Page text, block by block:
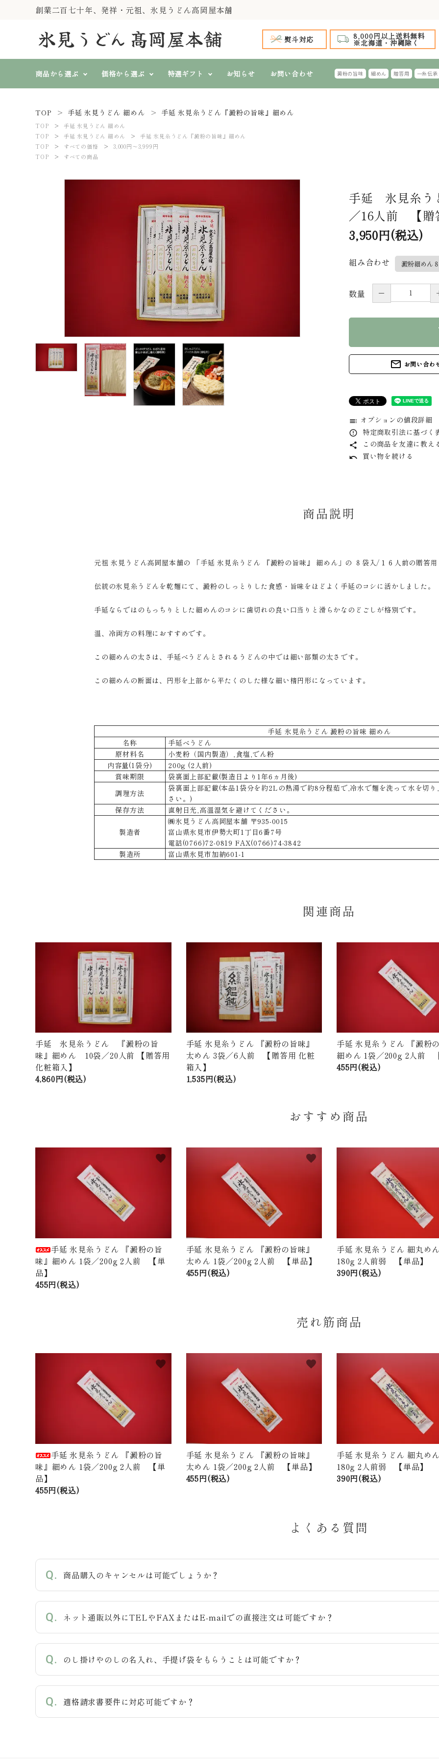
創業二百七十年、発祥・元祖、氷見うどん高岡屋本舗
熨斗対応 8,000円以上送料無料
※北海道・沖縄除く
商品から選ぶ
純手製 氷見糸うどん
『一糸伝承』
手延 氷見うどん 細めん
山いも入そば、そうめん、
冷むぎ(冷めん)
氷見うどん等 単品商品
価格から選ぶ
すべての価格 ～999円
3,000円～3,999円
特選ギフト
特選ギフト 全商品
4,000円台 特選ギフト
お知らせ お問い合わせ 澱粉の旨味 細めん 贈答用 一糸伝承
search
特定商取引法について
お問い合わせ
TOP 手延 氷見うどん 細めん 手延 氷見糸うどん『澱粉の旨味』細めん
TOP
手延 氷見うどん 細めん
TOP
手延 氷見うどん 細めん
手延 氷見糸うどん『澱粉の旨味』細めん
TOP
すべての価格
3,000円～3,999円
TOP
すべての商品
手延 氷見糸う
／16人前 【贈
3,950円(税込)
組み合わせ
数量 －
mail_outline お問い合わ
toc オプションの値段詳細
error_outline 特定商取引法に基づく
share この商品を友達に教え
undo 買い物を続ける
商品説明
元祖 氷見うどん高岡屋本舗の 「手延 氷見糸うどん 『澱粉の旨味』 細めん」の ８袋入/１６人前の贈答用
伝統の氷見糸うどんを乾麺にて、澱粉のしっとりした食感・旨味をほどよく手延のコシに活かしました。
手延ならではのもっちりとした細めんのコシに歯切れの良い口当りと滑らかなのどごしが格別です。
温、冷両方の料理におすすめです。
この細めんの太さは、手延べうどんとされるうどんの中では細い部類の太さです。
この細めんの断面は、円形を上部から平たくのした様な細い楕円形になっています。
手延 氷見糸うどん 澱粉の旨味 細めん
名称
手延べうどん
原材料名
小麦粉（国内製造）,食塩,でん粉
内容量(1袋分)
200g (2人前)
賞味期限
袋裏面上部記載(製造日より1年6ヵ月後)
調理方法
袋裏面上部記載(本品1袋分を約2Lの熱湯で約8分程茹で,冷水で麺を洗って水を切
さい。)
保存方法
直射日光,高温湿気を避けてください。
製造者
㈱氷見うどん高岡屋本舗 〒935-0015
富山県氷見市伊勢大町1丁目6番7号
電話(0766)72-0819 FAX(0766)74-3842
製造所
富山県氷見市加納601-1
関連商品
手延 氷見糸うどん 『澱粉の旨
味』細めん 10袋／20人前 【贈答用
化粧箱入】
4,860円(税込)
手延 氷見糸うどん 『澱粉の旨味』
太めん 3袋／6人前 【贈答用 化粧
箱入】
1,535円(税込)
手延 氷見糸うどん 『澱粉の
細めん 1袋／200g 2人前
455円(税込)
おすすめ商品
手延 氷見糸うどん 『澱粉の旨
味』細めん 1袋／200g 2人前 【単
品】
455円(税込)
favorite
手延 氷見糸うどん 『澱粉の旨味』
太めん 1袋／200g 2人前 【単品】
455円(税込)
favorite
手延 氷見糸うどん 細丸め
180g 2人前弱 【単品】
390円(税込)
売れ筋商品
手延 氷見糸うどん 『澱粉の旨
味』細めん 1袋／200g 2人前 【単
品】
455円(税込)
favorite
手延 氷見糸うどん 『澱粉の旨味』
太めん 1袋／200g 2人前 【単品】
455円(税込)
favorite
手延 氷見糸うどん 細丸め
180g 2人前弱 【単品】
390円(税込)
よくある質問
商品購入のキャンセルは可能でしょうか？
ネット通販以外にTELやFAXまたはE-mailでの直接注文は可能ですか？
のし掛けやのしの名入れ、手提げ袋をもらうことは可能ですか？
適格請求書要件に対応可能ですか？